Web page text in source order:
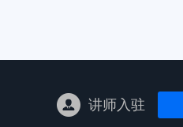
讲师入驻